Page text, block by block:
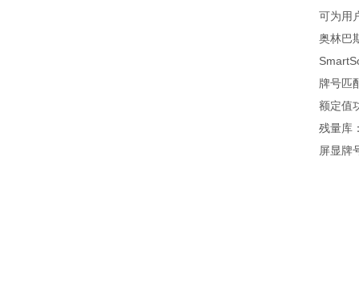
可为用户
奥林巴斯
SmartSort
牌号匹配
额定值功
残量库：
屏显牌号